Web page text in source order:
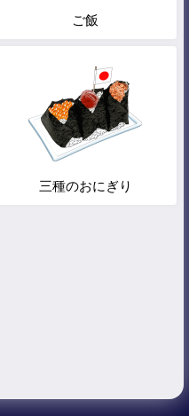
ご飯
三種のおにぎり